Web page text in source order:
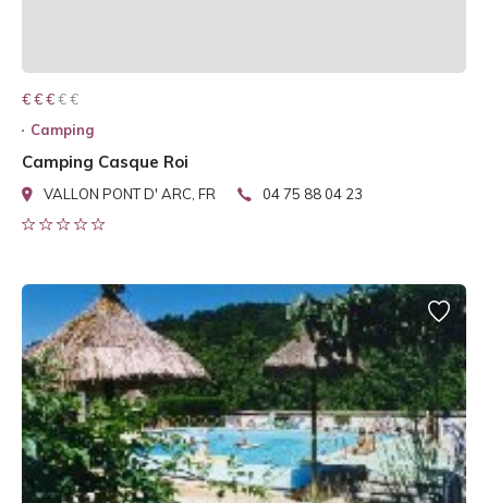
€ € € € €
€ € €
Camping
Camping Casque Roi
VALLON PONT D' ARC, FR 04 75 88 04 23